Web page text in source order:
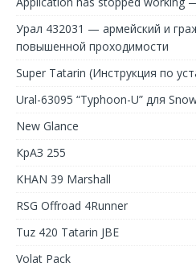
Урал 432031 — армейский и
повышенной проходимости
Super Tatarin (Инструкция по
Ural-63095 “Typhoon-U” для
New Glance
КрАЗ 255
KHAN 39 Marshall
RSG Offroad 4Runner
Tuz 420 Tatarin JBE
Volat Pack